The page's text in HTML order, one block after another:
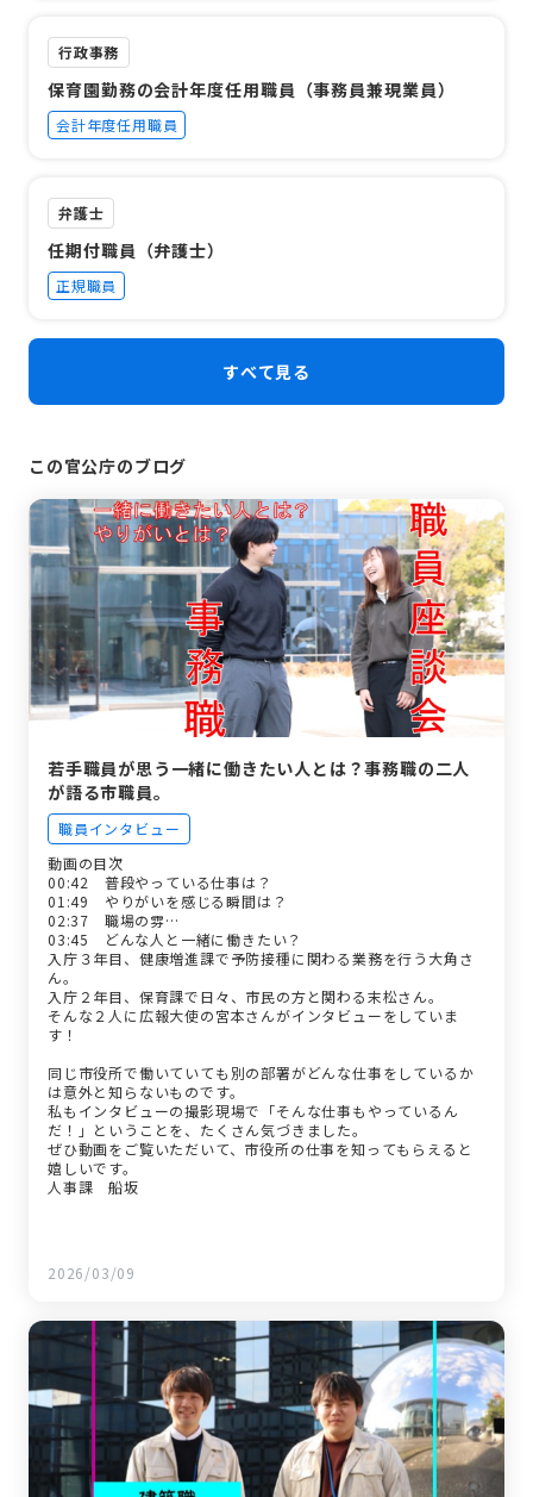
行政事務
保育園勤務の会計年度任用職員（事務員兼現業員）
会計年度任用職員
弁護士
任期付職員（弁護士）
正規職員
すべて見る
この官公庁のブログ
若手職員が思う一緒に働きたい人とは？事務職の二人
が語る市職員。
職員インタビュー
動画の目次
00:42 普段やっている仕事は？
01:49 やりがいを感じる瞬間は？
02:37 職場の雰…
03:45 どんな人と一緒に働きたい？
入庁３年目、健康増進課で予防接種に関わる業務を行う大角さ
ん。
入庁２年目、保育課で日々、市民の方と関わる末松さん。
そんな２人に広報大使の宮本さんがインタビューをしていま
す！
同じ市役所で働いていても別の部署がどんな仕事をしているか
は意外と知らないものです。
私もインタビューの撮影現場で「そんな仕事もやっているん
だ！」ということを、たくさん気づきました。
ぜひ動画をご覧いただいて、市役所の仕事を知ってもらえると
嬉しいです。
人事課 船坂
2026/03/09